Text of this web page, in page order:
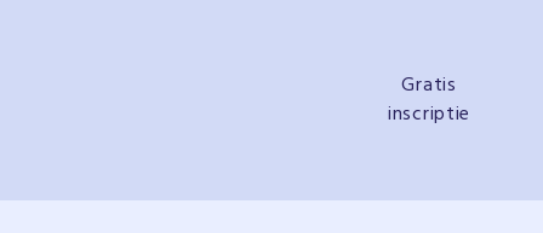
Gratis
inscriptie